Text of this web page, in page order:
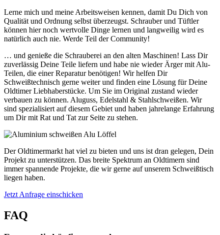
Lerne mich und meine Arbeitsweisen kennen, damit Du Dich von
Qualität und Ordnung selbst überzeugst. Schrauber und Tüftler
können hier noch wertvolle Dinge lernen und langweilig wird es
natürlich auch nie. Werde Teil der Community!
… und genieße die Schrauberei an den alten Maschinen! Lass Dir
zuverlässig Deine Teile liefern und habe nie wieder Ärger mit Alu-
Teilen, die einer Reparatur benötigen! Wir helfen Dir
Schweißtechnisch gerne weiter und finden eine Lösung für Deine
Oldtimer Liebhaberstücke. Um Sie im Original zustand wieder
verbauen zu können. Aluguss, Edelstahl & Stahlschweißen. Wir
sind spezialisiert auf diesem Gebiet und haben jahrelange Erfahrung
um Dir mit Rat und Tat zur Seite zu stehen.
Der Oldtimermarkt hat viel zu bieten und uns ist dran gelegen, Dein
Projekt zu unterstützen. Das breite Spektrum an Oldtimern sind
immer spannende Projekte, die wir gerne auf unserem Schweißtisch
liegen haben.
Jetzt Anfrage einschicken
FAQ